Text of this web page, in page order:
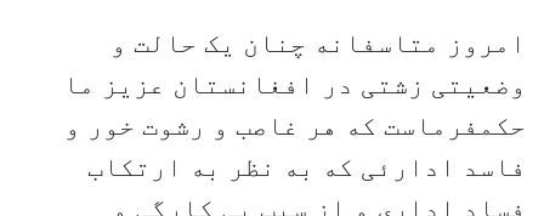
امروز متاسفانه چنان یک حالت و
وضعیتی زشتی در افغانستان عزیز ما
حکمفرماست که هر غاصب و رشوت خور و
فاسد ادارئی که به نظر به ارتکاب
فساد اداری و از سبب بی کارگی و